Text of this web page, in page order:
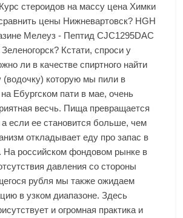
стероидов на массу цена Химки
цены Нижневартовск? HGH
Мелеуз - Пептид CJC1295DAC
Кстати, спроси у
ли в качестве спиртного найти
(водочку) которую мы пили в
Ебургском пати в мае, очень
весчь. Пища превращается
а если ее становится больше, чем
откладывает еду про запас в
На российском фондовом рынке в
давления со стороны
рубля мы также ожидаем
в узком диапазоне. Здесь
и огромная практика и